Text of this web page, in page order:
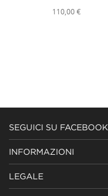
110,00 €
SEGUICI SU FACEBOOK
INFORMAZIONI
LEGALE